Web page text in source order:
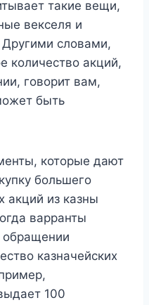
такие вещи,
векселя и
словами,
количество акций,
говорит вам,
быть
которые дают
большего
акций из казны
варранты
обращении
казначейских
100